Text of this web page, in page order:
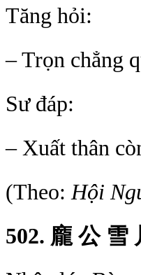
Tăng hỏi:
– Trọn chẳng
Sư đáp:
– Xuất thân
(Theo: Hội
502. 龐 公 雪